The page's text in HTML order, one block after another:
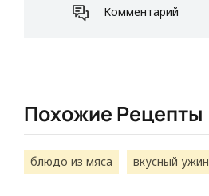
Комментарий
Похожие Рецепты
блюдо из мяса вкусный ужин